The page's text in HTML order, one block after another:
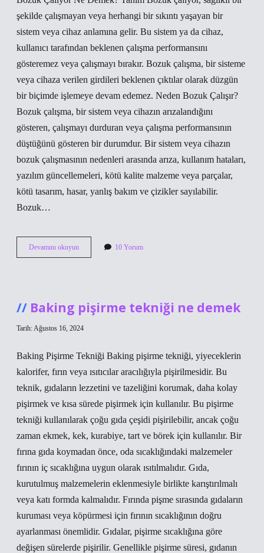
şekilde çalışmayan veya herhangi bir sıkıntı yaşayan bir
sistem veya cihaz anlamına gelir. Bu sistem ya da cihaz,
kullanıcı tarafından beklenen çalışma performansını
gösteremez veya çalışmayı bırakır. Bozuk çalışma, bir sisteme
veya cihaza verilen girdileri beklenen çıktılar olarak düzgün
bir biçimde işlemeye devam edemez. Neden Bozuk Çalışır?
Bozuk çalışma, bir sistem veya cihazın arızalandığını
gösteren, çalışmayı durduran veya çalışma performansının
düştüğünü gösteren bir durumdur. Bir sistem veya cihazın
bozuk çalışmasının nedenleri arasında arıza, kullanım hataları,
yazılım güncellemeleri, kötü kalite malzeme veya parçalar,
kötü tasarım, hasar, yanlış bakım ve çizikler sayılabilir.
Bozuk…
Devamını okuyun
çalıyor
10 Yorum
Baking pişirme tekniği ne demek
Tarih: Ağustos 16, 2024
Baking Pişirme Tekniği Baking pişirme tekniği, yiyeceklerin
kalorifer, fırın veya ısıtıcılar aracılığıyla pişirilmesidir. Bu
teknik, gıdaların lezzetini ve tazeliğini korumak, daha kolay
pişirmek ve kısa sürede pişirmek için kullanılır. Bu pişirme
tekniği kullanılarak çoğu gıda çeşidi pişirilebilir, ancak çoğu
zaman ekmek, kek, kurabiye, tart ve börek için kullanılır. Bir
fırına gıda koymadan önce, oda sıcaklığındaki malzemeler
fırının iç sıcaklığına uygun olarak ısıtılmalıdır. Gıda,
kurutulmuş malzemelerin eklenmesiyle birlikte karıştırılmalı
veya katı formda kalmalıdır. Fırında pişme sırasında gıdaların
kuruması veya köpürmesi için fırının sıcaklığının doğru
ayarlanması önemlidir. Gıdalar, pişirme sıcaklığına göre
değişen sürelerde pişirilir. Genellikle pişirme süresi, gıdanın